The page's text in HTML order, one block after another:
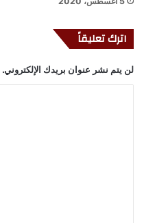
اترك تعليقاً
لن يتم نشر عنوان بريدك الإلكتروني.